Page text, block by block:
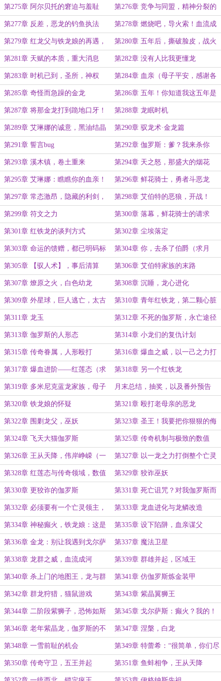
术·金龙篇
第275章 阿尔贝托的窘迫与羞耻 第276章 竞争与同盟，精神分裂的
金龙
第277章 反差，恶龙的钓鱼执法 第278章 燃烧吧，导火索！血流成
河（日万求月票）
第279章 红龙父与铁龙娘的再遇，
烈焰，鲜血，死亡
第280章 五年后，撕破脸皮，战火
燃起
第281章 天赋的本质，重大消息 第282章 没有人比我更懂龙
第283章 时机已到，圣所，神权 第284章 血亲（母子平安，感谢各
位的祝福）
第285章 奇怪而急躁的金龙 第286章 五年！你知道我这五年是
怎么过的吗？！
第287章 将那金龙打到跪地口牙！ 第288章 龙眠时机
第289章 艾琳娜的诚意，黑油结晶 第290章 驭龙术·金龙篇
第291章 誓言bug 第292章 伽罗斯：爹？我来杀你
了！（日万求月票）
第293章 溪木镇，卷土重来 第294章 天之怒，那盛大的烟花
（日万求月票）
第295章 艾琳娜：瞧瞧你的血亲！ 第296章 鲜花骑士，勇者斗恶龙
第297章 常态激昂，隐藏的利剑，
战争
第298章 艾伯特的恶狼，开战！
第299章 符文之力 第300章 落幕，鲜花骑士的请求
（求月票）
第301章 红铁龙的谈判方式 第302章 尘埃落定
第303章 命运的馈赠，都已明码标
价
第304章 你，去杀了伯爵（求月
票）
第305章 【驭人术】，事后清算 第306章 艾伯特家族的末路
第307章 燎原之火，白色幼龙 第308章 沉睡，龙心进化
第309章 外星球，巨人逃亡，太古
白龙，深渊计划
第310章 青年红铁龙，第二颗心脏
第311章 龙玉 第312章 不死的伽罗斯，永亡途径
之始
第313章 伽罗斯的人形态 第314章 小龙们的复仇计划
第315章 传奇眷属，人形殴打 第316章 爆血之威，以一己之力打
倒群龙！（大章，求月票）
第317章 爆血进阶——红莲态（求
月票）
第318章 另一个红铁龙
第319章 多米尼克蓝龙家族，母子
相见
月末总结，抽奖，以及番外预告
第320章 铁龙娘的怀疑 第321章 殴打老母亲的恶龙
第322章 围剿龙父，巫妖 第323章 圣王！我要把你狠狠的侮
辱呀！
第324章 飞天大猫伽罗斯 第325章 传奇机制与极致的数值
第326章 王从天降，伟岸峥嵘（一
章劲更，求月票！）
第327章 以一龙之力打倒整个亡灵
军团（两章猛更，求月票！）
第328章 红莲态与传奇领域，数值
与机制（三章狂更，求月票！）
第329章 狡诈巫妖
第330章 更狡诈的伽罗斯 第331章 死亡诅咒？对我伽罗斯而
言是祝福呀！
第332章 必须要有一个亡灵领主，
军团抵达
第333章 龙血进化与龙鳞改造
第334章 神秘癫火，铁龙娘：这是
戈尔顿？
第335章 设下陷阱，血亲谋父
第336章 金龙：别让我遇到戈尔萨
斯的后代，否则......
第337章 魔法卫星
第338章 龙群之威，血流成河 第339章 群雄并起，区域王
第340章 杀上门的地图王，龙与群
狮
第341章 仿伽罗斯炼金装甲
第342章 群龙狩猎，猫鼠游戏 第343章 紫晶翼狮王
第344章 二阶段紫狮子，恐怖如斯 第345章 戈尔萨斯：癫火？我的！
第346章 老年紫晶龙，伽罗斯的不
安
第347章 涅槃，白龙
第348章 一雪前耻的机会 第349章 特蕾希：“很简单，你们尽
情的侮辱我就是了！”
第350章 传奇守卫，五王并起 第351章 鱼蚌相争，王从天降